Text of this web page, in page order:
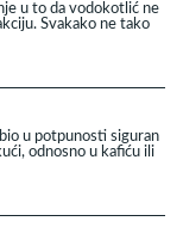
u to da vodokotlić ne
Svakako ne tako
u potpunosti siguran
odnosno u kafiću ili